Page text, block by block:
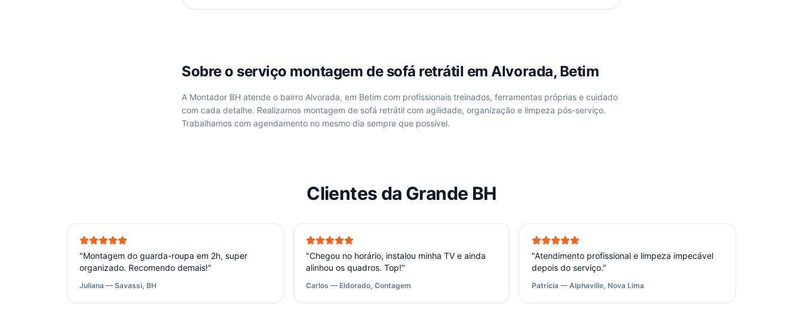
Sobre o serviço montagem de sofá retrátil emAlvorada, Betim
A Montador BH atende o bairro Alvorada, em Betim com profissionais treinados, ferramentas próprias e cuidado
com cada detalhe. Realizamos montagem de sofá retrátil com agilidade, organização e limpeza pós-serviço.
Trabalhamos com agendamento no mesmo dia sempre que possível.
Clientes da Grande BH
"Montagem do guarda-roupa em 2h, super
organizado. Recomendo demais!"
Juliana — Savassi, BH
"Chegou no horário, instalou minha TV e ainda
alinhou os quadros. Top!"
Carlos — Eldorado, Contagem
"Atendimento profissional e limpeza impecável
depois do serviço."
Patrícia — Alphaville, Nova Lima